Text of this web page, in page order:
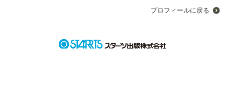
プロフィールに戻る